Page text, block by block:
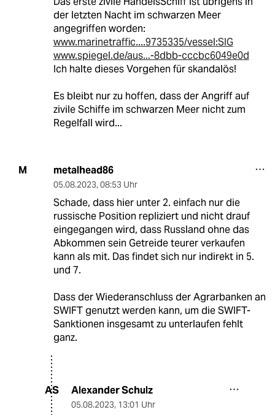
der letzten Nacht im schwarzen Meer
angegriffen worden:
www.marinetraffic....9735335/vessel:SIG
www.spiegel.de/aus...-8dbb-cccbc6049e0d
Ich halte dieses Vorgehen für skandalös!
Es bleibt nur zu hoffen, dass der Angriff auf
zivile Schiffe im schwarzen Meer nicht zum
Regelfall wird...
M metalhead86
05.08.2023, 08:53 Uhr
Schade, dass hier unter 2. einfach nur die
russische Position repliziert und nicht drauf
eingegangen wird, dass Russland ohne das
Abkommen sein Getreide teurer verkaufen
kann als mit. Das findet sich nur indirekt in 5.
und 7.
Dass der Wiederanschluss der Agrarbanken an
SWIFT genutzt werden kann, um die SWIFT-
Sanktionen insgesamt zu unterlaufen fehlt
ganz.
AS Alexander Schulz
05.08.2023, 13:01 Uhr